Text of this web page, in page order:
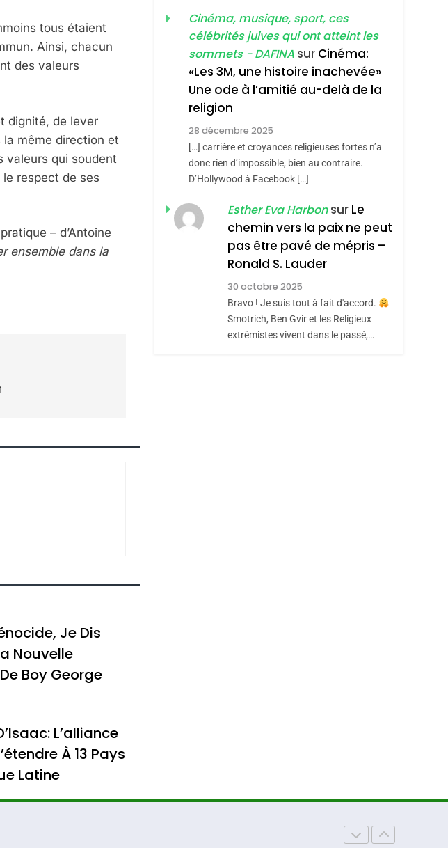
tous étaient
Ainsi, chacun
des valeurs
dignité, de lever
la même direction et
valeurs qui soudent
respect de ses
– d’Antoine
ensemble dans la
Je Dis
Nouvelle
Boy George
L’alliance
À 13 Pays
Latine
2025, L’année La Plus
Meurtrière Selon Le
Rapport D’ADL
Contre
FRANCE ISRAÉL
6
RÉSILIENTE :
POURQUOI JE
REVENDIQUE MA
JUDAÏTE Par Thérèse
Zrihen-Dvir
ISRAÉL JUDAISME
CE QUI NOUS
MANQUE – Jacques
Hadida
JUDAISME
Maroc : Les Amandes
De Tafraout, Le Miel
De Tadla Azilal
Consacrés Produits
Du Terroir
DAFINA MAROC
Cinéma, musique, sport, ces
célébrités juives qui ont atteint les
sommets - DAFINA sur Cinéma:
«Les 3M, une histoire inachevée»
Une ode à l’amitié au-delà de la
religion
28 décembre 2025
[…] carrière et croyances religieuses fortes n’a
donc rien d’impossible, bien au contraire.
D’Hollywood à Facebook […]
Esther Eva Harbonsur Le
chemin vers la paix ne peut
pas être pavé de mépris –
Ronald S. Lauder
30 octobre 2025
Bravo ! Je suis tout à fait d'accord.
Smotrich, Ben Gvir et les Religieux
extrêmistes vivent dans le passé,…
MA JUDAÏTE Par Thérèse Zrihen-
Azilal Consacrés Produits Du
De Boy George